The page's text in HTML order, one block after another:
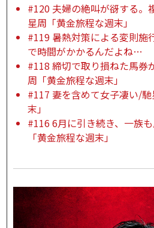
#120 夫婦の絶叫が谺する。
星周「黄金旅程な週末」
#119 暑熱対策による変則施
で時間がかかるんだよね…
#118 締切で取り損ねた馬
周「黄金旅程な週末」
#117 妻を含めて女子凄い/
末」
#116 6月に引き続き、一族
「黄金旅程な週末」